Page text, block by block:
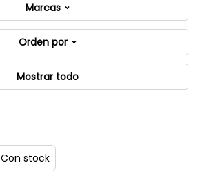
Marcas
Orden por
Mostrar todo
Con stock